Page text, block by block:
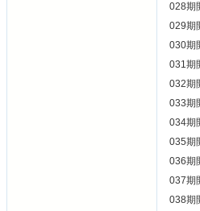
028期
029期
030期
031期
032期
033期
034期
035期
036期
037期
038期